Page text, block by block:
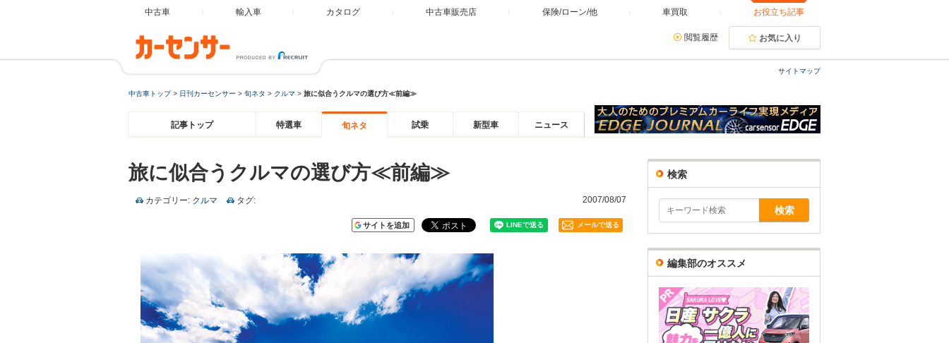
中古車 輸入車 カタログ 中古車販売店 保険/ローン/他 車買取 お役立ち記事
閲覧履歴 お気に入り
サイトマップ
中古車トップ> 日刊カーセンサー > 旬ネタ > クルマ > 旅に似合うクルマの選び方≪前編≫
記事トップ 特選車 旬ネタ 試乗 新型車 ニュース
旅に似合うクルマの選び方≪前編≫
カテゴリー: クルマ タグ: 2007/08/07
サイトを追加 メールで送る
検索
編集部のオススメ